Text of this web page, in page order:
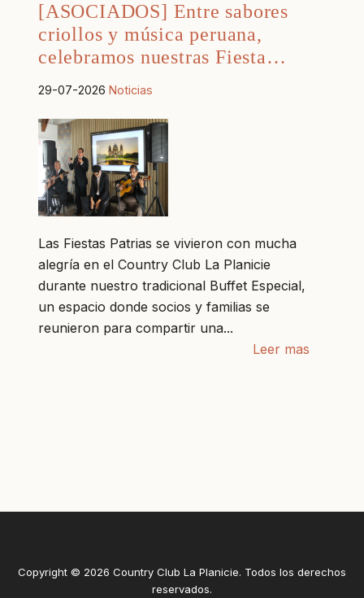
[ASOCIADOS] Entre sabores
criollos y música peruana,
celebramos nuestras Fiesta…
29-07-2026 Noticias
Las Fiestas Patrias se vivieron con mucha
alegría en el Country Club La Planicie
durante nuestro tradicional Buffet Especial,
un espacio donde socios y familias se
reunieron para compartir una...
Leer mas
Copyright © 2026 Country Club La Planicie. Todos los derechos
reservados.